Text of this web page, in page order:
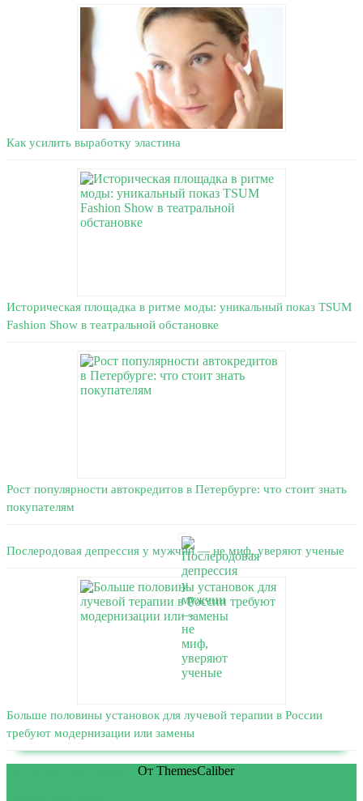
Как усилить выработку эластина
Историческая площадка в ритме моды: уникальный показ TSUM
Fashion Show в театральной обстановке
Рост популярности автокредитов в Петербурге: что стоит знать
покупателям
Послеродовая депрессия у мужчин — не миф, уверяют ученые
Больше половины установок для лучевой терапии в России
требуют модернизации или замены
От ThemesCaliber